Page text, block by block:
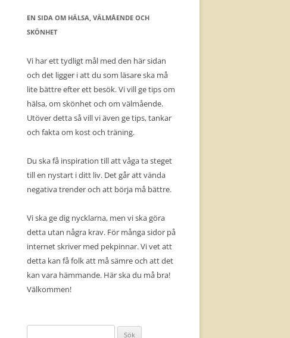
EN SIDA OM HÄLSA, VÄLMÅENDE OCH
SKÖNHET
Vi har ett tydligt mål med den här sidan
och det ligger i att du som läsare ska må
lite bättre efter ett besök. Vi vill ge tips om
hälsa, om skönhet och om välmående.
Utöver detta så vill vi även ge tips, tankar
och fakta om kost och träning.
Du ska få inspiration till att våga ta steget
till en nystart i ditt liv. Det går att vända
negativa trender och att börja må bättre.
Vi ska ge dig nycklarna, men vi ska göra
detta utan några krav. För många sidor på
internet skriver med pekpinnar. Vi vet att
detta kan få folk att må sämre och att det
kan vara hämmande. Här ska du må bra!
Välkommen!